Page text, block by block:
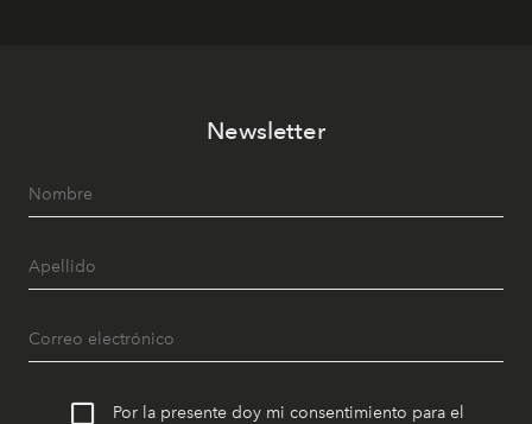
Newsletter
Por la presente doy mi consentimiento para el